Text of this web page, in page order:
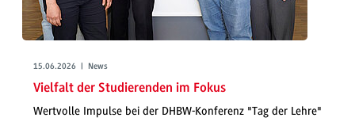
15.06.2026 | News
Vielfalt der Studierenden im Fokus
Wertvolle Impulse bei der DHBW-Konferenz "Tag der Lehre"